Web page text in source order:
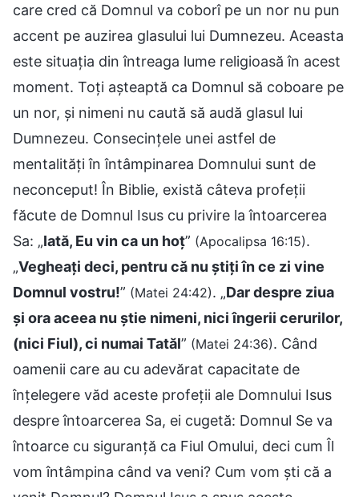
care cred că Domnul va coborî pe un nor nu pun
accent pe auzirea glasului lui Dumnezeu. Aceasta
este situația din întreaga lume religioasă în acest
moment. Toți așteaptă ca Domnul să coboare pe
un nor, și nimeni nu caută să audă glasul lui
Dumnezeu. Consecințele unei astfel de
mentalități în întâmpinarea Domnului sunt de
neconceput! În Biblie, există câteva profeții
făcute de Domnul Isus cu privire la întoarcerea
Sa: „Iată, Eu vin ca un hoț” (Apocalipsa 16:15).
„Vegheați deci, pentru că nu știți în ce zi vine
Domnul vostru!” (Matei 24:42). „Dar despre ziua
și ora aceea nu știe nimeni, nici îngerii cerurilor,
(nici Fiul), ci numai Tatăl” (Matei 24:36). Când
oamenii care au cu adevărat capacitate de
înțelegere văd aceste profeții ale Domnului Isus
despre întoarcerea Sa, ei cugetă: Domnul Se va
întoarce cu siguranță ca Fiul Omului, deci cum Îl
vom întâmpina când va veni? Cum vom ști că a